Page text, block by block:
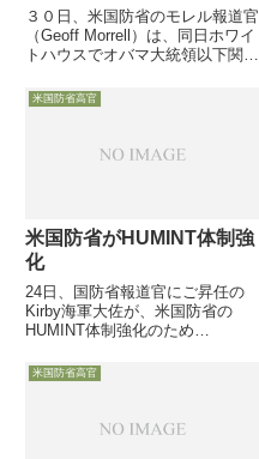
３０日、米国防省のモレル報道官
（Geoff Morrell）は、同日ホワイ
トハウスでオバマ大統領以下関係
会議を行ったことを明らかにし、
少なくとも今後数週間はこのよう
を割いて出席する...
米国防省高官
米国防省がHUMINT体制強
化
24日、国防省報道官にご昇任の
Kirby海軍大佐が、米国防省の
HUMINT体制強化のため
をスタートさせたと発表しまし
た。事柄の性格から、何とも中身
米国防省高官